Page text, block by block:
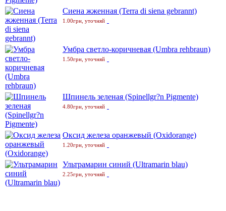
Сиена жженная (Terra di siena gebrannt)
1.00грн, уточняй
Умбра светло-коричневая (Umbra rehbraun)
1.50грн, уточняй
Шпинель зеленая (Spinellgr?n Pigmente)
4.80грн, уточняй
Оксид железа оранжевый (Oxidorange)
1.20грн, уточняй
Ультрамарин синий (Ultramarin blau)
2.25грн, уточняй